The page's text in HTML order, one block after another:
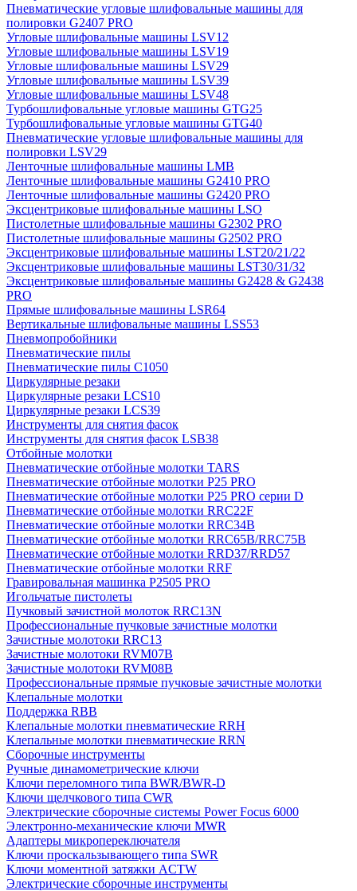
Пневматические угловые шлифовальные машины для
полировки G2407 PRO
Угловые шлифовальные машины LSV12
Угловые шлифовальные машины LSV19
Угловые шлифовальные машины LSV29
Угловые шлифовальные машины LSV39
Угловые шлифовальные машины LSV48
Турбошлифовальные угловые машины GTG25
Турбошлифовальные угловые машины GTG40
Пневматические угловые шлифовальные машины для
полировки LSV29
Ленточные шлифовальные машины LMB
Ленточные шлифовальные машины G2410 PRO
Ленточные шлифовальные машины G2420 PRO
Эксцентриковые шлифовальные машины LSO
Пистолетные шлифовальные машины G2302 PRO
Пистолетные шлифовальные машины G2502 PRO
Эксцентриковые шлифовальные машины LST20/21/22
Эксцентриковые шлифовальные машины LST30/31/32
Эксцентриковые шлифовальные машины G2428 & G2438
PRO
Прямые шлифовальные машины LSR64
Вертикальные шлифовальные машины LSS53
Пневмопробойники
Пневматические пилы
Пневматические пилы C1050
Циркулярные резаки
Циркулярные резаки LCS10
Циркулярные резаки LCS39
Инструменты для снятия фасок
Инструменты для снятия фасок LSB38
Отбойные молотки
Пневматические отбойные молотки TARS
Пневматические отбойные молотки P25 PRO
Пневматические отбойные молотки P25 PRO серии D
Пневматические отбойные молотки RRC22F
Пневматические отбойные молотки RRC34B
Пневматические отбойные молотки RRC65B/RRC75B
Пневматические отбойные молотки RRD37/RRD57
Пневматические отбойные молотки RRF
Гравировальная машинка P2505 PRO
Игольчатые пистолеты
Пучковый зачистной молоток RRC13N
Профессиональные пучковые зачистные молотки
Зачистные молотоки RRC13
Зачистные молотоки RVM07B
Зачистные молотоки RVM08B
Профессиональные прямые пучковые зачистные молотки
Клепальные молотки
Поддержка RBB
Клепальные молотки пневматические RRH
Клепальные молотки пневматические RRN
Сборочные инструменты
Ручные динамометрические ключи
Ключи переломного типа BWR/BWR-D
Ключи щелчкового типа CWR
Электрические сборочные системы Power Focus 6000
Электронно-механические ключи MWR
Адаптеры микропереключателя
Ключи проскальзывающего типа SWR
Ключи моментной затяжки ACTW
Электрические сборочные инструменты